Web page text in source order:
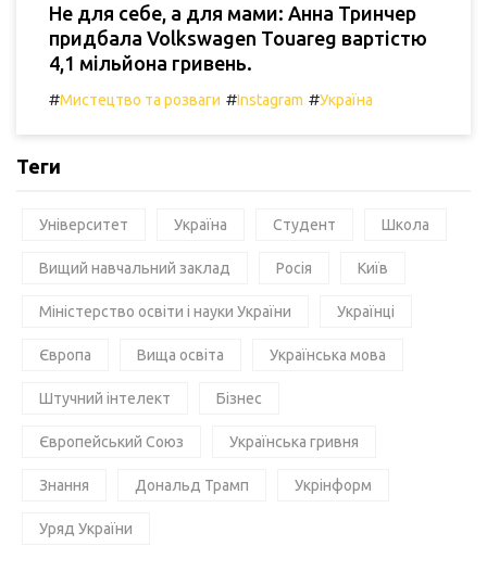
Не для себе, а для мами: Анна Тринчер
придбала Volkswagen Touareg вартістю
4,1 мільйона гривень.
#Мистецтво та розваги #Instagram #Україна
Теги
Університет Україна Студент Школа
Вищий навчальний заклад Росія Київ
Міністерство освіти і науки України Українці
Європа Вища освіта Українська мова
Штучний інтелект Бізнес
Європейський Союз Українська гривня
Знання Дональд Трамп Укрінформ
Уряд України